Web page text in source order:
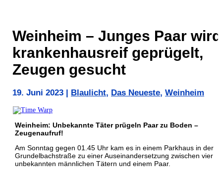
Weinheim – Junges Paar wird
krankenhausreif geprügelt,
Zeugen gesucht
19. Juni 2023 Blaulicht, Das Neueste, Weinheim
Weinheim: Unbekannte Täter prügeln Paar zu Boden –
Zeugenaufruf!
Am Sonntag gegen 01.45 Uhr kam es in einem Parkhaus in der
Grundelbachstraße zu einer Auseinandersetzung zwischen vier
unbekannten männlichen Tätern und einem Paar.